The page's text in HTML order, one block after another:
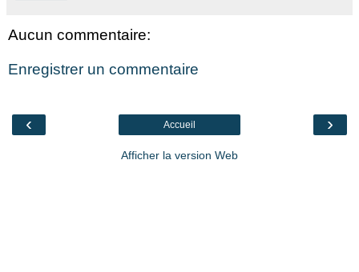
Aucun commentaire:
Enregistrer un commentaire
‹ ›
Accueil
Afficher la version Web